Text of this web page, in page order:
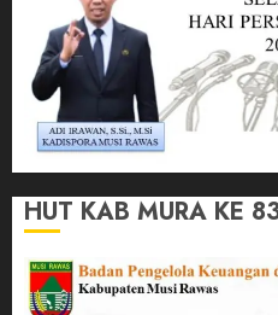
HUT KAB MURA KE